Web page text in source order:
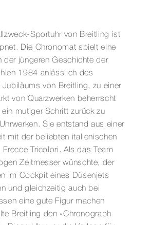
Sportuhr von Breitling ist
Die Chronomat spielt eine
der jüngeren Geschichte der
1984 anlässlich des
Jubiläums von Breitling, zu einer
von Quarzwerken beherrscht
mutiger Schritt zurück zu
Sie entstand aus einer
mit der beliebten italienischen
Tricolori. Als das Team
Zeitmesser wünschte, der
im Cockpit eines Düsenjets
und gleichzeitig auch bei
eine gute Figur machen
Breitling den «Chronograph